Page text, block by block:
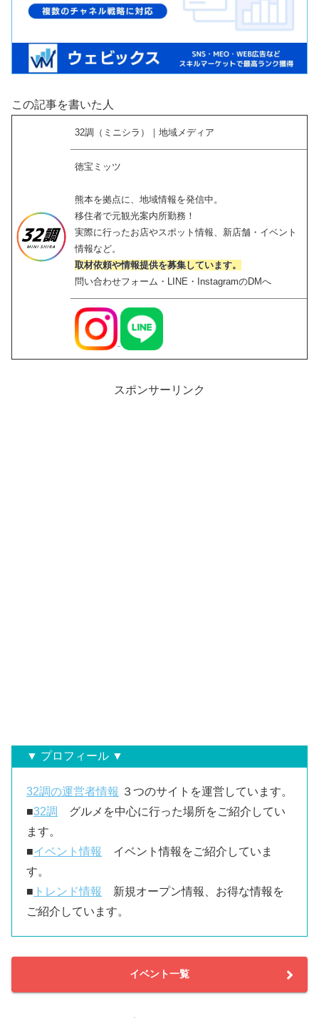
この記事を書いた人
32調（ミニシラ）｜地域メディア
徳宝ミッツ
熊本を拠点に、地域情報を発信中。
移住者で元観光案内所勤務！
実際に行ったお店やスポット情報、新店舗・イベント
情報など。
取材依頼や情報提供を募集しています。
問い合わせフォーム・LINE・InstagramのDMへ
スポンサーリンク
▼ プロフィール ▼
32調の運営者情報 ３つのサイトを運営しています。
■32調
グルメを中心に行った場所をご紹介してい
ます。
■イベント情報
イベント情報をご紹介していま
す。
■ トレンド情報
新規オープン情報、お得な情報を
ご紹介しています。
イベント一覧